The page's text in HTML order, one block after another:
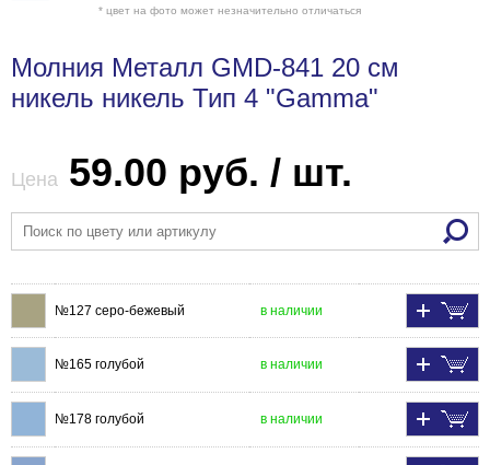
* цвет на фото может незначительно отличаться
Молния Металл GMD-841 20 см
никель никель Тип 4 "Gamma"
Цена 59.00 руб. / шт.
№127 серо-бежевый в наличии
№165 голубой в наличии
№178 голубой в наличии